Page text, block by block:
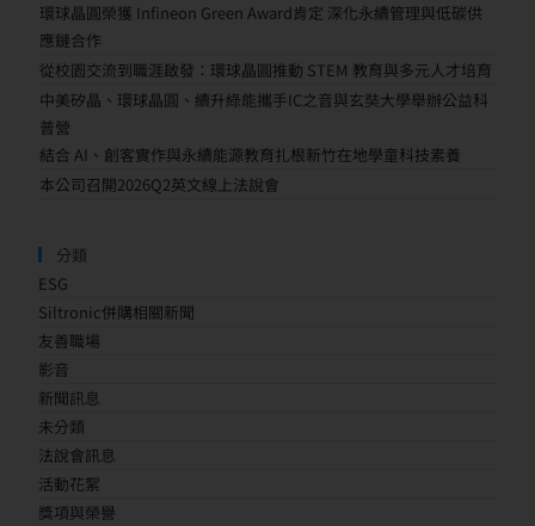
環球晶圓榮獲 Infineon Green Award肯定 深化永續管理與低碳供
應鏈合作
從校園交流到職涯啟發：環球晶圓推動 STEM 教育與多元人才培育
中美矽晶、環球晶圓、續升綠能攜手IC之音與玄奘大學舉辦公益科
普營
結合 AI、創客實作與永續能源教育扎根新竹在地學童科技素養
本公司召開2026Q2英文線上法說會
分類
ESG
Siltronic併購相關新聞
友善職場
影音
新聞訊息
未分類
法說會訊息
活動花絮
獎項與榮譽